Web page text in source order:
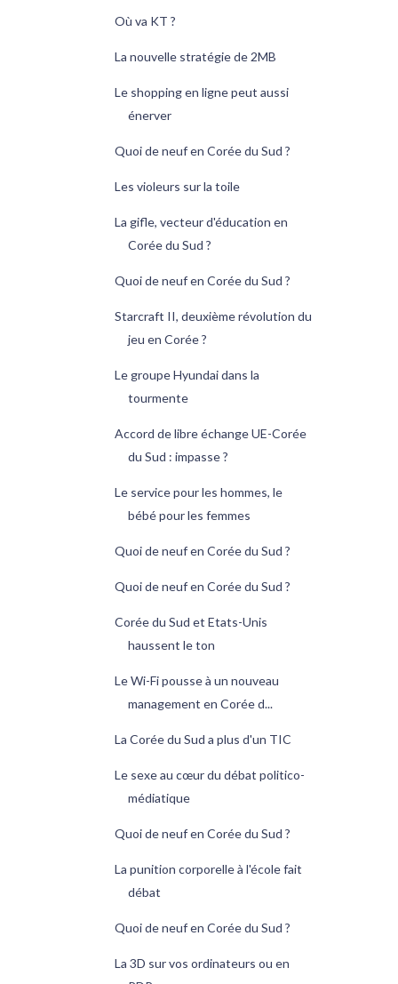
Où va KT ?
La nouvelle stratégie de 2MB
Le shopping en ligne peut aussi
énerver
Quoi de neuf en Corée du Sud ?
Les violeurs sur la toile
La gifle, vecteur d'éducation en
Corée du Sud ?
Quoi de neuf en Corée du Sud ?
Starcraft II, deuxième révolution du
jeu en Corée ?
Le groupe Hyundai dans la
tourmente
Accord de libre échange UE-Corée
du Sud : impasse ?
Le service pour les hommes, le
bébé pour les femmes
Quoi de neuf en Corée du Sud ?
Quoi de neuf en Corée du Sud ?
Corée du Sud et Etats-Unis
haussent le ton
Le Wi-Fi pousse à un nouveau
management en Corée d...
La Corée du Sud a plus d'un TIC
Le sexe au cœur du débat politico-
médiatique
Quoi de neuf en Corée du Sud ?
La punition corporelle à l'école fait
débat
Quoi de neuf en Corée du Sud ?
La 3D sur vos ordinateurs ou en